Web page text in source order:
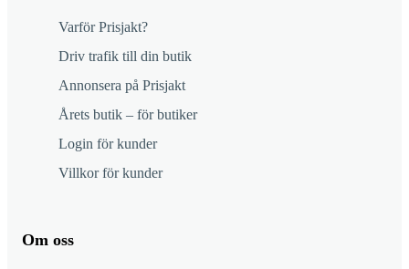
Varför Prisjakt?
Driv trafik till din butik
Annonsera på Prisjakt
Årets butik – för butiker
Login för kunder
Villkor för kunder
Om oss